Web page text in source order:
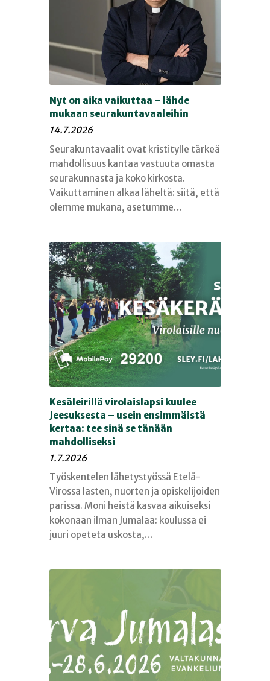
Nyt on aika vaikuttaa – lähde
mukaan seurakuntavaaleihin
14.7.2026
Seurakuntavaalit ovat kristitylle tärkeä
mahdollisuus kantaa vastuuta omasta
seurakunnasta ja koko kirkosta.
Vaikuttaminen alkaa läheltä: siitä, että
olemme mukana, asetumme…
Kesäleirillä virolaislapsi kuulee
Jeesuksesta – usein ensimmäistä
kertaa: tee sinä se tänään
mahdolliseksi
1.7.2026
Työskentelen lähetystyössä Etelä-
Virossa lasten, nuorten ja opiskelijoiden
parissa. Moni heistä kasvaa aikuiseksi
kokonaan ilman Jumalaa: koulussa ei
juuri opeteta uskosta,…